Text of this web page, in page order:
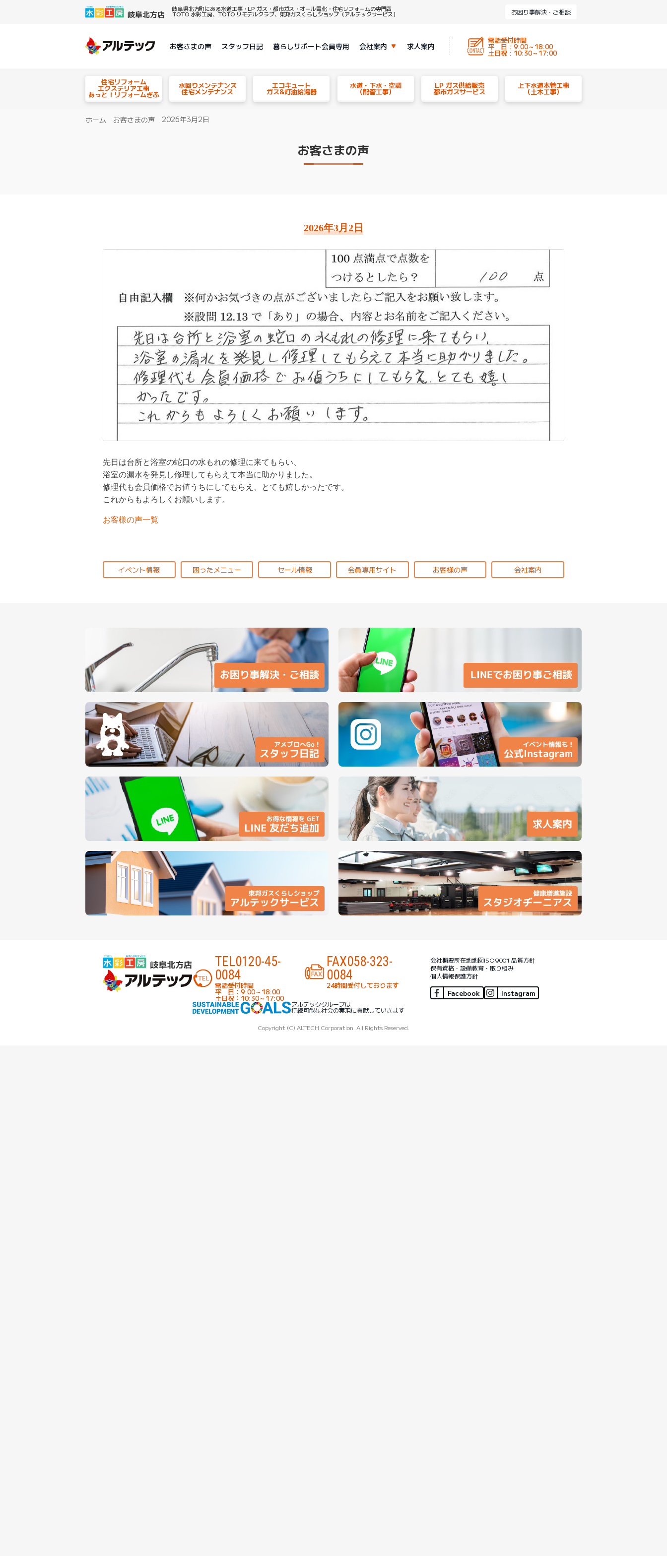
岐阜県北方町にある水道工事・LP ガス・都市ガス・オール電化・住宅リフォームの専門店
TOTO 水彩工房、TOTO リモデルクラブ、東邦ガスくらしショップ（アルテックサービス） お困り事解決・ご相談
お客さまの声 スタッフ日記 暮らしサポート会員専用 会社案内 求人案内
電話受付時間
平 日 : 9:00～18:00
土日祝 : 10:30～17:00
住宅リフォーム
エクステリア工事
あっと！リフォームぎふ
水回りメンテナンス
住宅メンテナンス
エコキュート
ガス&灯油給湯器
水道・下水・空調
（配管工事）
LP ガス供給販売
都市ガスサービス
上下水道本管工事
（土木工事）
ホーム お客さまの声 2026年3月2日
お客さまの声
2026年3月2日
先日は台所と浴室の蛇口の水もれの修理に来てもらい、
浴室の漏水を発見し修理してもらえて本当に助かりました。
修理代も会員価格でお値うちにしてもらえ、とても嬉しかったです。
これからもよろしくお願いします。
お客様の声一覧
イベント情報 困ったメニュー セール情報 会員専用サイト お客様の声 会社案内
TEL0120-45-
0084
電話受付時間
平 日：9:00～18:00
土日祝：10:30～17:00
FAX058-323-
0084
24時間受付しております
アルテックグループは
持続可能な社会の実現に貢献していきます
会社概要所在地地図ISO9001 品質方針
保有資格・設備教育・取り組み
個人情報保護方針
Facebook Instagram
Copyright (C) ALTECH Corporation. All Rights Reserved.